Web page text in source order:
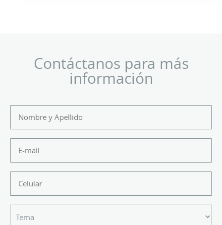
Contáctanos para más
información